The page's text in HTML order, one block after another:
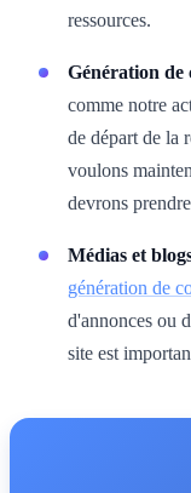
ressources.
Génération de
comme notre
de départ de la
voulons
devrons
Médias et
génération de
d'annonces ou
site est